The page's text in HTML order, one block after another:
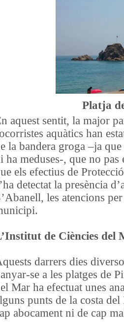
Platja
aquest sentit, la major
aquàtics han
la bandera groga –ja
ha meduses-, que no
els efectius de
detectat la presència
les atencions
de Ciències del
darrers dies
se a les platges de
Mar ha efectuat unes
punts de la costa
abocament ni de cap